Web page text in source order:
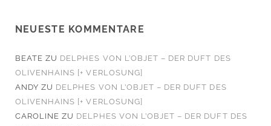
NEUESTE KOMMENTARE
BEATE ZU DELPHES VON L’OBJET – DER DUFT DES
OLIVENHAINS [+ VERLOSUNG]
ANDY ZU DELPHES VON L’OBJET – DER DUFT DES
OLIVENHAINS [+ VERLOSUNG]
CAROLINE ZU DELPHES VON L’OBJET – DER DUFT DES